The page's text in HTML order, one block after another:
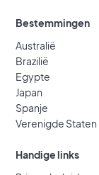
Bestemmingen
Australië
Brazilië
Egypte
Japan
Spanje
Verenigde Staten
Handige links